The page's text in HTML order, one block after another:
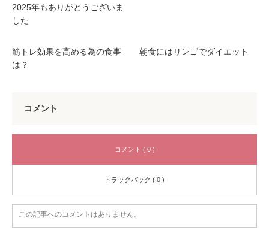
2025年もありがとうございま
した
筋トレ効果を高める為の食事
は？
朝食にはリンゴでダイエット
コメント
コメント ( 0 )
トラックバック ( 0 )
この記事へのコメントはありません。